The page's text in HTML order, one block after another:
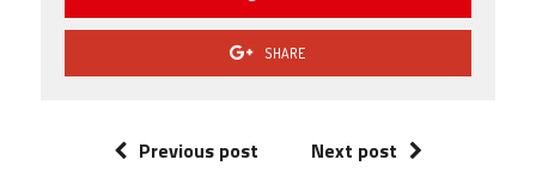
SHARE
Previous post Next post